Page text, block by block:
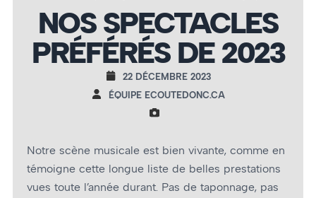
NOS SPECTACLES
PRÉFÉRÉS DE 2023
22 DÉCEMBRE 2023
ÉQUIPE ECOUTEDONC.CA
Notre scène musicale est bien vivante, comme en
témoigne cette longue liste de belles prestations
vues toute l’année durant. Pas de taponnage, pas